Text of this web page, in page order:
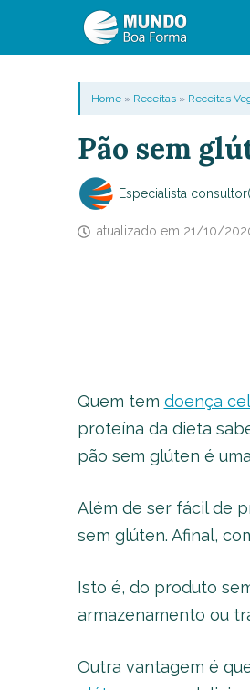
Home» Receitas» Receitas
Pão sem
Especialista
atualizado em 21/10/
Quem tem doença
proteína da dieta
pão sem glúten é
Além de ser fácil de
sem glúten. Afinal,
Isto é, do produto
armazenamento ou
Outra vantagem é